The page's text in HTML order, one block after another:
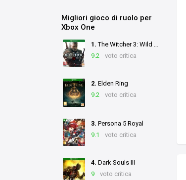
Migliori gioco di ruolo per
Xbox One
1. The Witcher 3: Wild Hunt
9.2
voto critica
2. Elden Ring
9.2
voto critica
3. Persona 5 Royal
9.1
voto critica
4. Dark Souls III
9
voto critica